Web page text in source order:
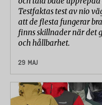
Testfaktas test av nio
att de flesta fungerar
finns skillnader när det
och hållbarhet.
29 MAJ